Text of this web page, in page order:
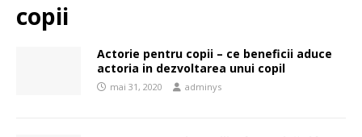
copii
Actorie pentru copii – ce beneficii aduce
actoria in dezvoltarea unui copil
mai 31, 2020 adminys